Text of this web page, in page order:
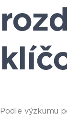
Podle výzkumu